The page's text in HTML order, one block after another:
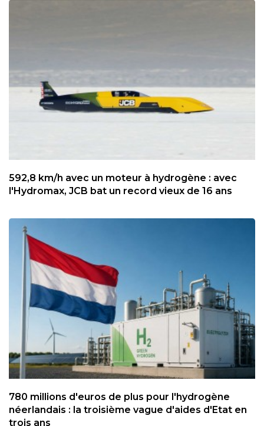
592,8 km/h avec un moteur à hydrogène : avec
l'Hydromax, JCB bat un record vieux de 16 ans
780 millions d'euros de plus pour l'hydrogène
néerlandais : la troisième vague d'aides d'Etat en
trois ans